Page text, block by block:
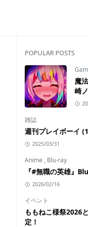
POPULAR POSTS
魔
崎
雑誌
週刊プレイボーイ
2025/03/31
Anime , Blu-ray
『#無職の英雄』
2026/02/16
イベント
ももねこ様祭2026
定！